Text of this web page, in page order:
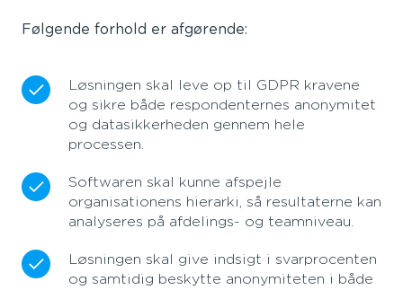
Følgende forhold er afgørende:
Løsningen skal leve op til GDPR kravene
og sikre både respondenternes anonymitet
og datasikkerheden gennem hele
processen.
Softwaren skal kunne afspejle
organisationens hierarki, så resultaterne kan
analyseres på afdelings- og teamniveau.
Løsningen skal give indsigt i svarprocenten
og samtidig beskytte anonymiteten i både